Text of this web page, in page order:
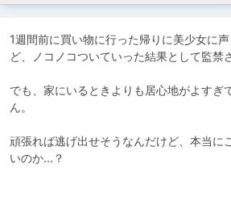
1週間前に買い物に行った帰りに美少女に
ど、ノコノコついていった結果として監禁
でも、家にいるときよりも居心地がよすぎ
ん。
頑張れば逃げ出せそうなんだけど、本当に
いのか…？